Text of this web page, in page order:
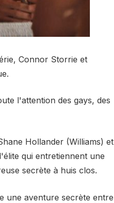
Connor Storrie et
l'attention des gays, des
Hollander (Williams) et
qui entretiennent une
secrète à huis clos.
une aventure secrète entre